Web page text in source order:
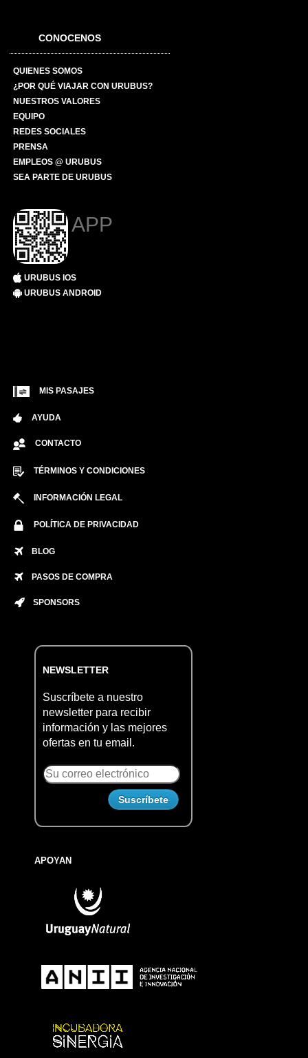
CONOCENOS
QUIENES SOMOS
¿POR QUÉ VIAJAR CON URUBUS?
NUESTROS VALORES
EQUIPO
REDES SOCIALES
PRENSA
EMPLEOS @ URUBUS
SEA PARTE DE URUBUS
APP
URUBUS IOS
URUBUS ANDROID
MIS PASAJES
AYUDA
CONTACTO
TÉRMINOS Y CONDICIONES
INFORMACIÓN LEGAL
POLÍTICA DE PRIVACIDAD
BLOG
PASOS DE COMPRA
SPONSORS
NEWSLETTER
Suscríbete a nuestro
newsletter para recibir
información y las mejores
ofertas en tu email.
APOYAN